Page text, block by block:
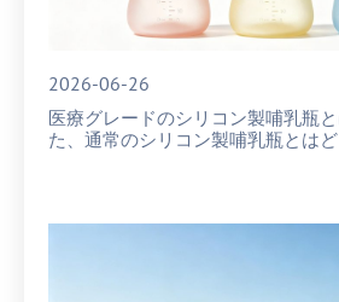
2026-06-26
医療グレードのシリコン製哺乳瓶
た、通常のシリコン製哺乳瓶とは